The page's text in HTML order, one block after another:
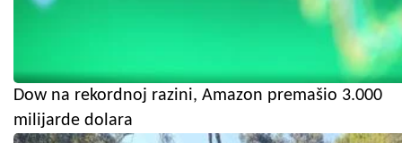
Dow na rekordnoj razini, Amazon premašio 3.000
milijarde dolara